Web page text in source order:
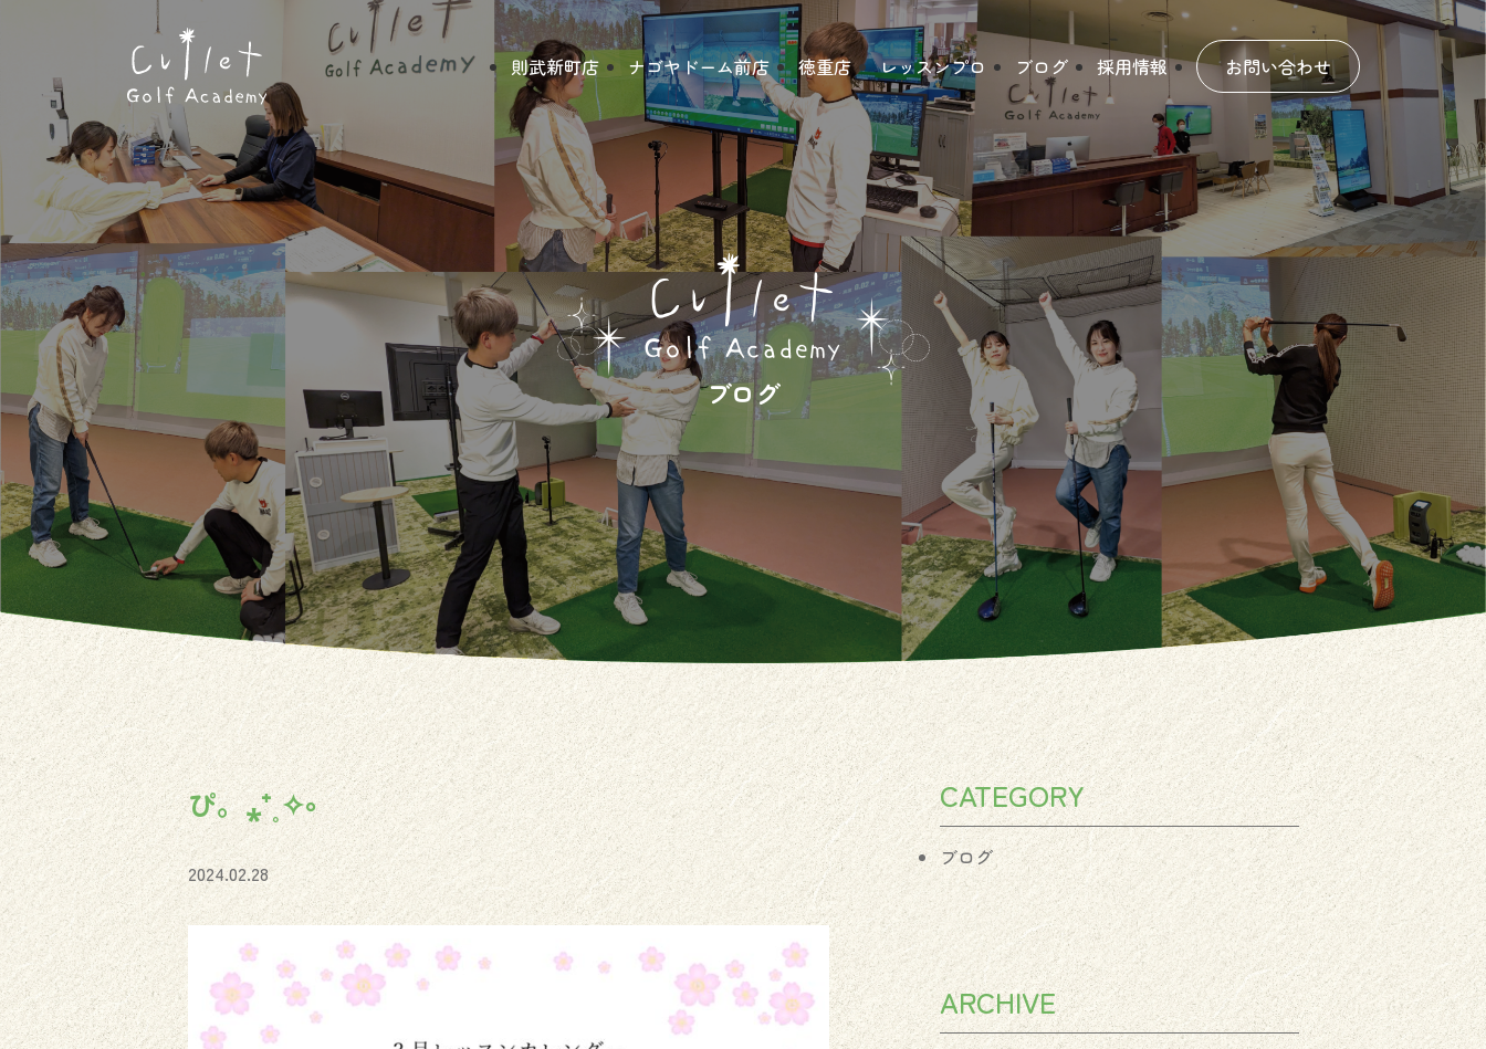
則武新町店 ナゴヤドーム前店 徳重店 レッスンプロ ブログ 採用情報 お問い合わせ
ブログ
ぴ。⁎⁺˳✧༚
2024.02.28
CATEGORY
ブログ
ARCHIVE